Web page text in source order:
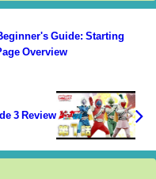
Guide: Starting
Overview
Idoly Pride Episode 3 Review